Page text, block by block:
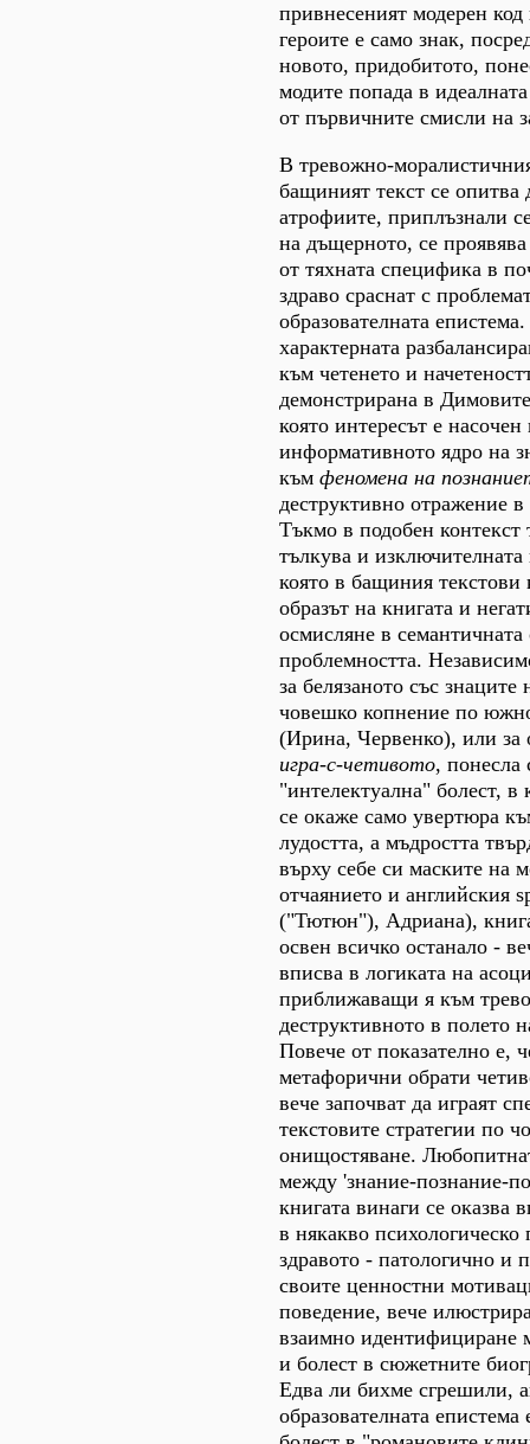
привнесеният модерен
героите е само знак,
новото, придобитото,
модите попада в
от първичните смисли на
В тревожно-
бащиният текст се опитва
атрофиите, приплъзнали
на дъщерното, се
от тяхната специфика в
здраво сраснат с
образователната
характерната
към четенето и
демонстрирана в
която интересът е
информативното ядро на
към феномена на
деструктивно отражение
Тъкмо в подобен контекст
тълкува и изключителната
която в бащиния текстови
образът на книгата и
осмисляне в семантичната
проблемността.
за белязаното със знаците
човешко копнение по
(Ирина, Червенко), или за
игра-с-четивото, понесла
"интелектуална" болест, в
се окаже само увертюра
лудостта, а мъдростта
върху себе си маските на
отчаянието и английския
("Тютюн"), Адриана),
освен всичко останало -
вписва в логиката на
приближаващи я към
деструктивното в полето
Повече от показателно е,
метафорични обрати
вече започват да играят
текстовите стратегии по
онищостяване.
между 'знание-познание-
книгата винаги се оказва
в някакво психологическо
здравото - патологично и
своите ценностни
поведение, вече
взаимно идентифициране
и болест в сюжетните
Едва ли бихме сгрешили,
образователната